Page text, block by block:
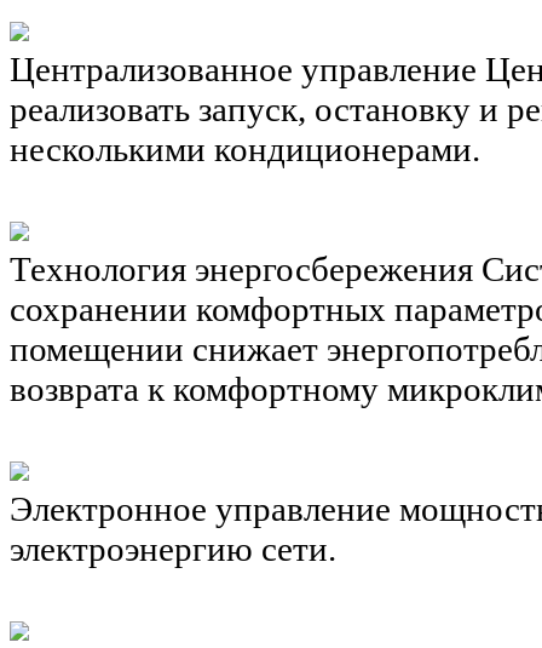
Централизованное управление
реализовать запуск, остановку и
несколькими кондиционерами.
Технология энергосбережения
сохранении комфортных
помещении снижает
возврата к комфортному
Электронное управление
электроэнергию сети.